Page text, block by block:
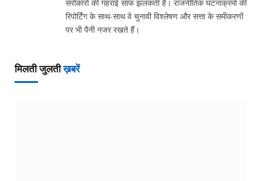
सरोकारों की गहराई साफ झलकती है। राजनीतिक घटनाक्रमों की
रिपोर्टिंग के साथ-साथ वे चुनावी विश्लेषण और सत्ता के समीकरणों
पर भी पैनी नजर रखते हैं।
मिलती जुलतीख़बरें